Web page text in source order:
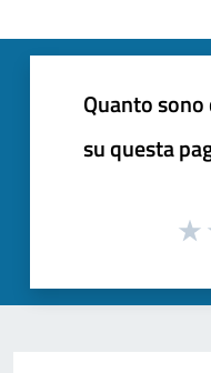
Quanto
su questa